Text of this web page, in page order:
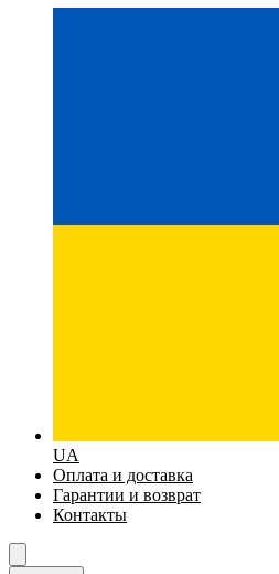
UA
Оплата и доставка
Гарантии и возврат
Контакты